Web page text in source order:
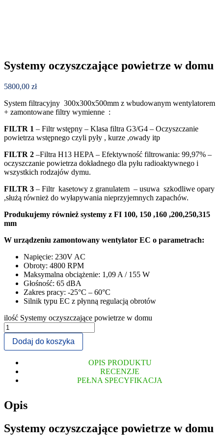
Systemy oczyszczające powietrze w domu
5800,00 zł
System filtracyjny 300x300x500mm z wbudowanym wentylatorem
+ zamontowane filtry wymienne :
FILTR 1 – Filtr wstępny – Klasa filtra G3/G4 – Oczyszczanie
powietrza wstępnego czyli pyły , kurze ,owady itp
FILTR 2 –Filtra H13 HEPA – Efektywność filtrowania: 99,97% –
oczyszczanie powietrza dokładnego dla pyłu radioaktywnego i
wszystkich rodzajów dymu.
FILTR 3 – Filtr kasetowy z granulatem – usuwa szkodliwe opary
,służą również do wyłapywania nieprzyjemnych zapachów.
Produkujemy również systemy z FI 100, 150 ,160 ,200,250,315
mm
W urządzeniu zamontowany wentylator EC o parametrach:
Napięcie: 230V AC
Obroty: 4800 RPM
Maksymalna obciążenie: 1,09 A / 155 W
Głośność: 65 dBA
Zakres pracy: -25°C – 60°C
Silnik typu EC z płynną regulacją obrotów
ilość Systemy oczyszczające powietrze w domu
Dodaj do koszyka
OPIS PRODUKTU
RECENZJE
PEŁNA SPECYFIKACJA
Opis
Systemy oczyszczające powietrze w domu